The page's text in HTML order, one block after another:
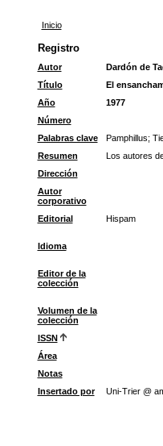
Inicio
Registro
Autor
Dardón de
Título
El
Año
1977
Número
Palabras clave
Pamphillus;
Resumen
Los autores
Dirección
Autor
corporativo
Editorial Hispam
Idioma
Editor de la
colección
Volumen de la
colección
ISSN
Área
Notas
Insertado por
Uni-Trier @